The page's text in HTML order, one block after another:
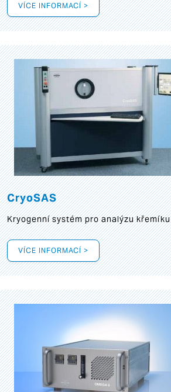
VÍCE INFORMACÍ >
CryoSAS
Kryogenní systém pro analýzu křemíku
VÍCE INFORMACÍ >